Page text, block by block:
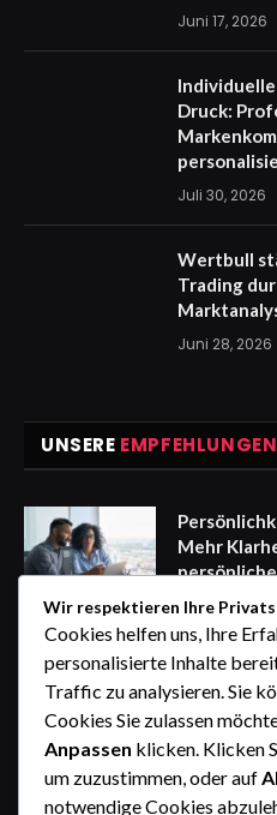
Juni 17, 2026
Druck:
Juli 30, 2026
Wertbull
Trading
Juni 28, 2026
UNSERE EMPFEHLUNGEN
Mehr
August 9,
August 9,
Wir respektieren Ihre
Cookies helfen uns, Ihre
personalisierte Inhalte
Traffic zu analysieren. Sie
Cookies Sie zulassen
Anpassen klicken. Klicken
um zuzustimmen, oder auf
notwendige Cookies